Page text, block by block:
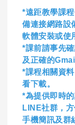
*遠距教學課
備連接網路設
軟體安裝或使
*課前請事先
及正確的
*課程相關資
看下載。
*為提供即時
LINE社群，
手機簡訊及群